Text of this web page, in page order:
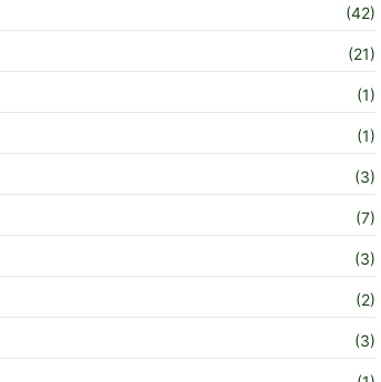
(42)
(21)
(1)
(1)
(3)
(7)
(3)
(2)
(3)